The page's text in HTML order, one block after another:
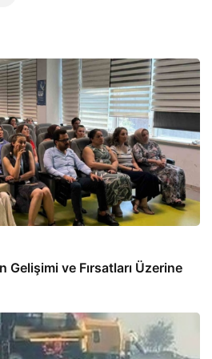
Gelişimi ve Fırsatları Üzerine